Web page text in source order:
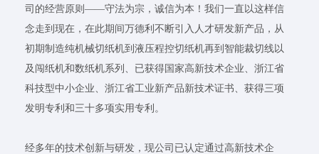
司的经营原则——守法为宗，诚信为本！我们一直以这样信
念走到现在，在此期间万德利不断引入人才研发新产品，从
初期制造纯机械切纸机到液压程控切纸机再到智能裁切线以
及闯纸机和数纸机系列、已获得国家高新技术企业、浙江省
科技型中小企业、浙江省工业新产品新技术证书、获得三项
发明专利和三十多项实用专利。
经多年的技术创新与研发，现公司已认定通过高新技术企